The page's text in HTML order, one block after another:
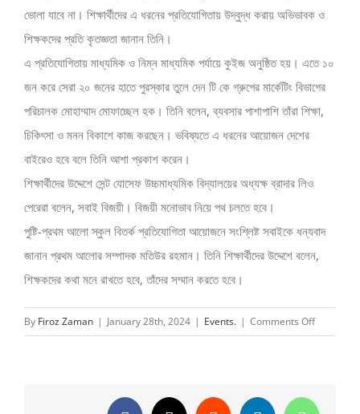
ভোলা যাবে না। শিক্ষার্থীদের এ ধরনের প্রতিযোগিতায় উদ্বুদ্ধ করায় অভিভাবক ও
শিক্ষকদের প্রতি কৃতজ্ঞতা জানান তিনি।
এ প্রতিযোগিতায় মাধ্যমিক ও নিম্ন মাধ্যমিক পর্যায়ে কুইজ অনুষ্ঠিত হয়। এতে ১০
জন করে সেরা ২০ জনের হাতে পুরস্কার তুলে দেন টি কে গ্রুপের মার্কেটিং বিভাগের
পরিচালক মোহাম্মাদ মোফাচ্ছেল হক। তিনি বলেন, ব্যবসার পাশাপাশি তাঁরা শিক্ষা,
চিকিৎসা ও মনন বিকাশে কাজ করছেন। ভবিষ্যতে এ ধরনের আয়োজন দেশের
বাইরেও হবে বলে তিনি আশা প্রকাশ করেন।
শিক্ষার্থীদের উদ্দেশে সেন্ট যোসেফ উচ্চমাধ্যমিক বিদ্যালয়ের অধ্যক্ষ ব্রাদার লিও
পেরেরা বলেন, সবাই বিজয়ী। বিজয়ী মনোভাব নিয়ে পথ চলতে হবে।
পুষ্টি-প্রথম আলো স্কুল বিতর্ক প্রতিযোগিতা আয়োজনে সংশ্লিষ্ট সবাইকে ধন্যবাদ
জানান প্রথম আলোর সম্পাদক মতিউর রহমান। তিনি শিক্ষার্থীদের উদ্দেশে বলেন,
শিক্ষকদের কথা মনে রাখতে হবে, তাঁদের সম্মান করতে হবে।
By Firoz Zaman | January 28th, 2024 | Events. | Comments Offon
পুষ্টি-